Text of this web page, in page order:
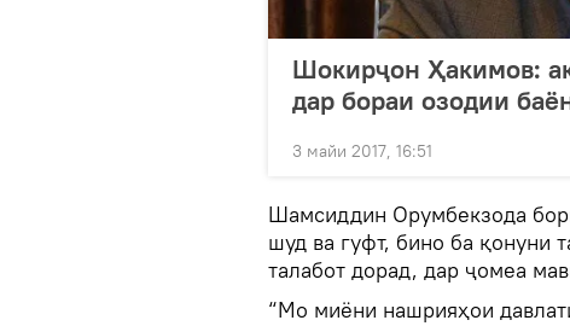
Шокирҷон Ҳакимов:
дар бораи озодии
3 майи 2017, 16:51
Шамсиддин Орумбекзода
шуд ва гуфт, бино ба қонуни
талабот дорад, дар ҷомеа
“Мо миёни нашрияҳои